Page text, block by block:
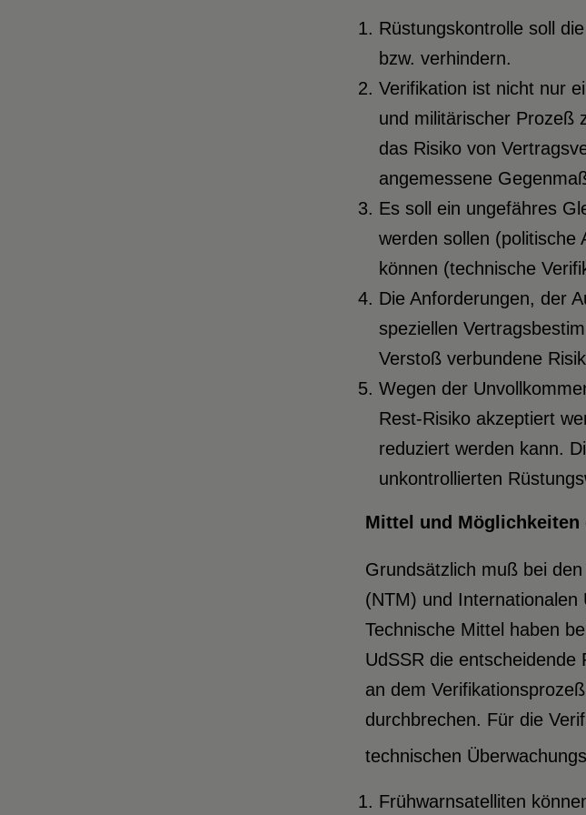
Rüstungskontrolle soll
bzw. verhindern.
Verifikation ist nicht nur
und militärischer Prozeß
das Risiko von
angemessene
Es soll ein ungefähres
werden sollen (politische
können (technische
Die Anforderungen, der
speziellen
Verstoß verbundene
Wegen der
Rest-Risiko akzeptiert
reduziert werden kann.
unkontrollierten
Mittel und Möglichkeiten
Grundsätzlich muß bei
(NTM) und
Technische Mittel haben
UdSSR die
an dem
durchbrechen. Für die
technischen
Frühwarnsatelliten